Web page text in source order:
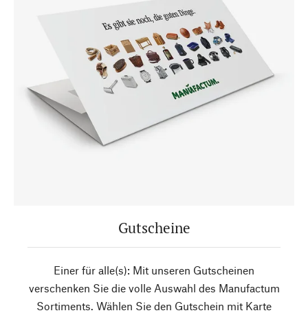
Gutscheine
Einer für alle(s): Mit unseren Gutscheinen
verschenken Sie die volle Auswahl des Manufactum
Sortiments. Wählen Sie den Gutschein mit Karte